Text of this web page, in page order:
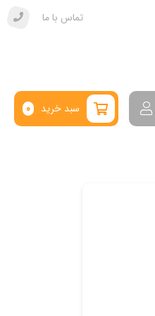
تماس با ما
سبد خرید 0